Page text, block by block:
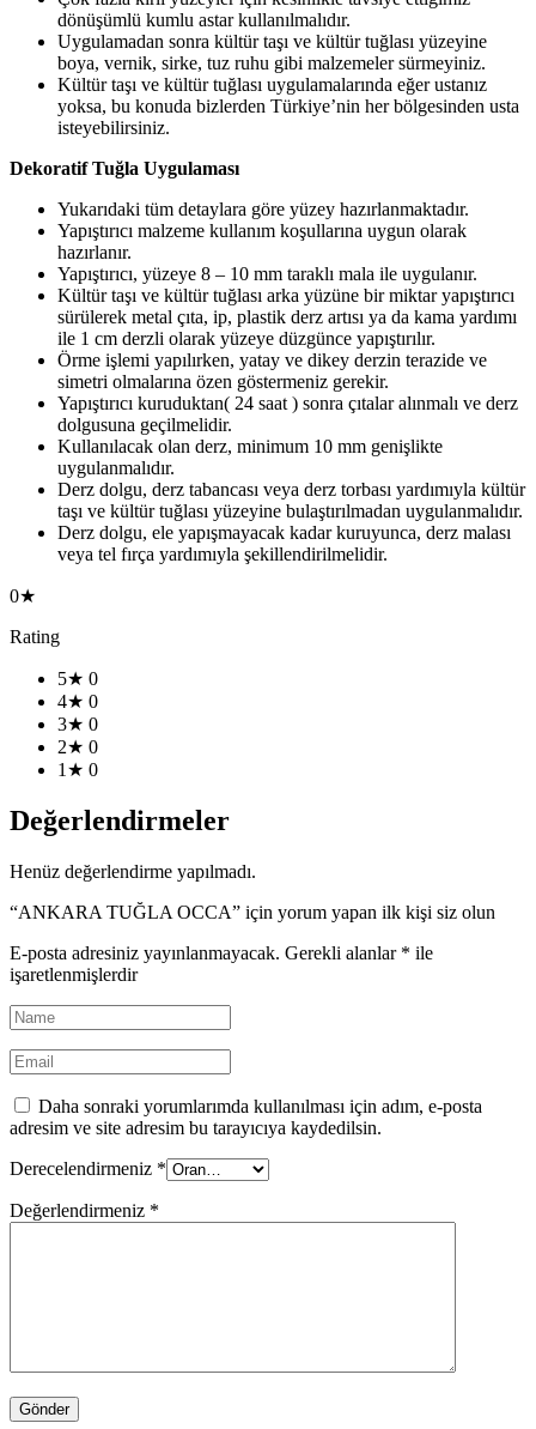
dönüşümlü kumlu astar kullanılmalıdır.
Uygulamadan sonra kültür taşı ve kültür tuğlası yüzeyine
boya, vernik, sirke, tuz ruhu gibi malzemeler sürmeyiniz.
Kültür taşı ve kültür tuğlası uygulamalarında eğer ustanız
yoksa, bu konuda bizlerden Türkiye’nin her bölgesinden usta
isteyebilirsiniz.
Dekoratif Tuğla Uygulaması
Yukarıdaki tüm detaylara göre yüzey hazırlanmaktadır.
Yapıştırıcı malzeme kullanım koşullarına uygun olarak
hazırlanır.
Yapıştırıcı, yüzeye 8 – 10 mm taraklı mala ile uygulanır.
Kültür taşı ve kültür tuğlası arka yüzüne bir miktar yapıştırıcı
sürülerek metal çıta, ip, plastik derz artısı ya da kama yardımı
ile 1 cm derzli olarak yüzeye düzgünce yapıştırılır.
Örme işlemi yapılırken, yatay ve dikey derzin terazide ve
simetri olmalarına özen göstermeniz gerekir.
Yapıştırıcı kuruduktan( 24 saat ) sonra çıtalar alınmalı ve derz
dolgusuna geçilmelidir.
Kullanılacak olan derz, minimum 10 mm genişlikte
uygulanmalıdır.
Derz dolgu, derz tabancası veya derz torbası yardımıyla kültür
taşı ve kültür tuğlası yüzeyine bulaştırılmadan uygulanmalıdır.
Derz dolgu, ele yapışmayacak kadar kuruyunca, derz malası
veya tel fırça yardımıyla şekillendirilmelidir.
0★
Rating
5★ 0
4★ 0
3★ 0
2★ 0
1★ 0
Değerlendirmeler
Henüz değerlendirme yapılmadı.
“ANKARA TUĞLA OCCA” için yorum yapan ilk kişi siz olun
E-posta adresiniz yayınlanmayacak. Gerekli alanlar * ile
işaretlenmişlerdir
Daha sonraki yorumlarımda kullanılması için adım, e-posta
adresim ve site adresim bu tarayıcıya kaydedilsin.
Derecelendirmeniz *
Değerlendirmeniz *